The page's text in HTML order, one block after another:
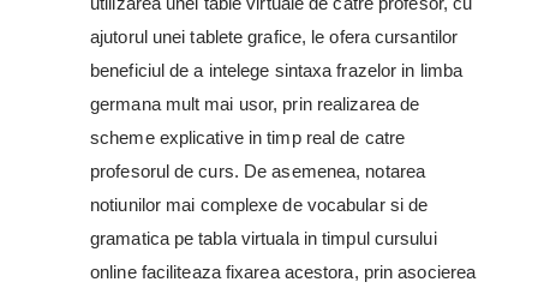
ajutorul unei tablete grafice, le ofera cursantilor
beneficiul de a intelege sintaxa frazelor in limba
germana mult mai usor, prin realizarea de
scheme explicative in timp real de catre
profesorul de curs. De asemenea, notarea
notiunilor mai complexe de vocabular si de
gramatica pe tabla virtuala in timpul cursului
online faciliteaza fixarea acestora, prin asocierea